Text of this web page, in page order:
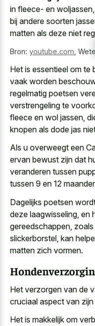
in fleece- en
bij andere soorten
matten als deze niet
Bron: youtube.com
Het is essentieel om te
vaak worden
regelmatig poetsen
verstrengeling te
fleece en wol jassen,
knopen als dode jas
Als u overweegt een
ervan bewust zijn dat
veranderen tussen
tussen 9 en 12
Dagelijks poetsen
deze laagwisseling, en
gereedschappen,
slickerborstel, kan
matten zich vormen.
Het verzorgen van de
cruciaal aspect van
Het is makkelijk om